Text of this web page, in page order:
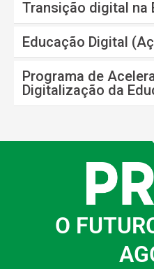
Transição digital na
Educação Digital
Programa de
Digitalização da
O